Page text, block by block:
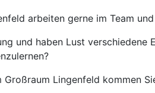
arbeiten gerne im Team
und haben Lust
Lingenfeld kommen